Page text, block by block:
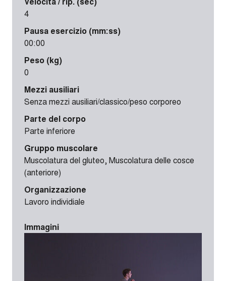
4
Pausa esercizio (mm:ss)
00:00
Peso (kg)
0
Mezzi ausiliari
Senza mezzi ausiliari/classico/peso corporeo
Parte del corpo
Parte inferiore
Gruppo muscolare
Muscolatura del gluteo, Muscolatura delle cosce
(anteriore)
Organizzazione
Lavoro individiale
Immagini